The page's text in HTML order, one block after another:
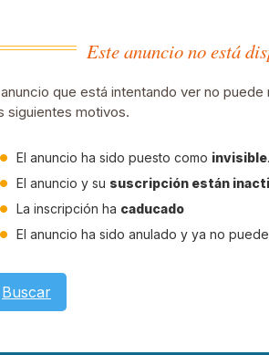
Este anuncio no está
que está intentando ver no
siguientes motivos.
El anuncio ha sido puesto como invisible.
El anuncio y su suscripción están
La inscripción ha caducado
El anuncio ha sido anulado y ya no
Buscar